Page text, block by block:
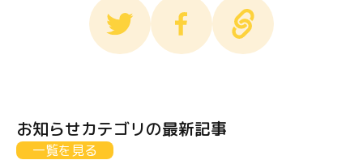
お知らせカテゴリの最新記事
一覧を見る